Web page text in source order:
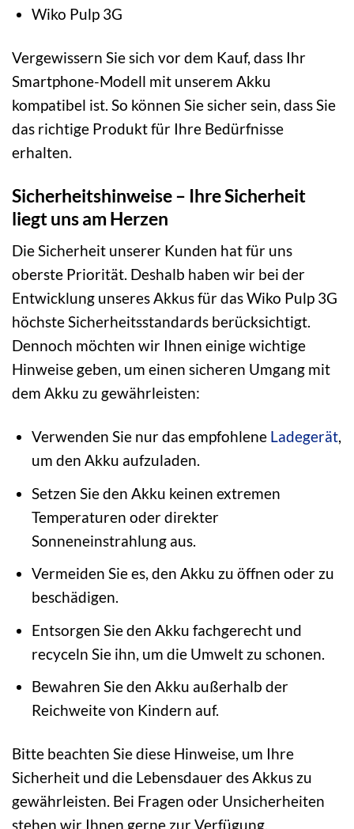
Wiko Pulp 3G
Vergewissern Sie sich vor dem Kauf, dass Ihr
Smartphone-Modell mit unserem Akku
kompatibel ist. So können Sie sicher sein, dass Sie
das richtige Produkt für Ihre Bedürfnisse
erhalten.
Sicherheitshinweise – Ihre Sicherheit
liegt uns am Herzen
Die Sicherheit unserer Kunden hat für uns
oberste Priorität. Deshalb haben wir bei der
Entwicklung unseres Akkus für das Wiko Pulp 3G
höchste Sicherheitsstandards berücksichtigt.
Dennoch möchten wir Ihnen einige wichtige
Hinweise geben, um einen sicheren Umgang mit
dem Akku zu gewährleisten:
Verwenden Sie nur das empfohlene Ladegerät,
um den Akku aufzuladen.
Setzen Sie den Akku keinen extremen
Temperaturen oder direkter
Sonneneinstrahlung aus.
Vermeiden Sie es, den Akku zu öffnen oder zu
beschädigen.
Entsorgen Sie den Akku fachgerecht und
recyceln Sie ihn, um die Umwelt zu schonen.
Bewahren Sie den Akku außerhalb der
Reichweite von Kindern auf.
Bitte beachten Sie diese Hinweise, um Ihre
Sicherheit und die Lebensdauer des Akkus zu
gewährleisten. Bei Fragen oder Unsicherheiten
stehen wir Ihnen gerne zur Verfügung.